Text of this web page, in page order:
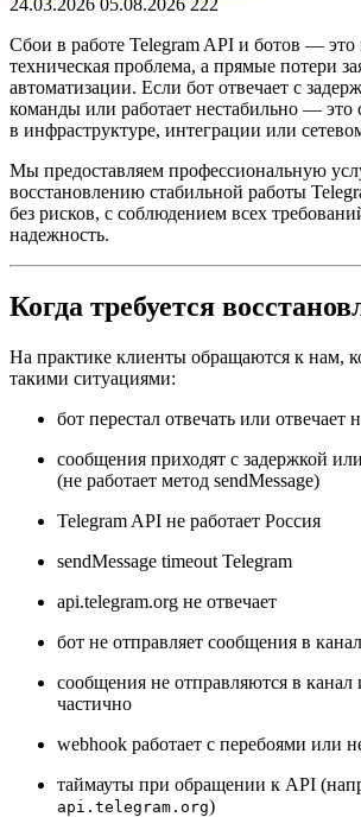
Сбои в работе Telegram API и ботов — это
техническая проблема, а прямые потери
автоматизации. Если бот отвечает с
команды или работает нестабильно — это
в инфраструктуре, интеграции или
Мы предоставляем профессиональную
восстановлению стабильной работы
без рисков, с соблюдением всех
надежность.
Когда требуется
На практике клиенты обращаются к нам,
такими ситуациями:
бот перестал отвечать или отвечает
сообщения приходят с задержкой
(не работает метод sendMessage)
Telegram API не работает Россия
sendMessage timeout Telegram
api.telegram.org не отвечает
бот не отправляет сообщения в канал
сообщения не отправляются в
частично
webhook работает с перебоями или
таймауты при обращении к API
api.telegram.org)